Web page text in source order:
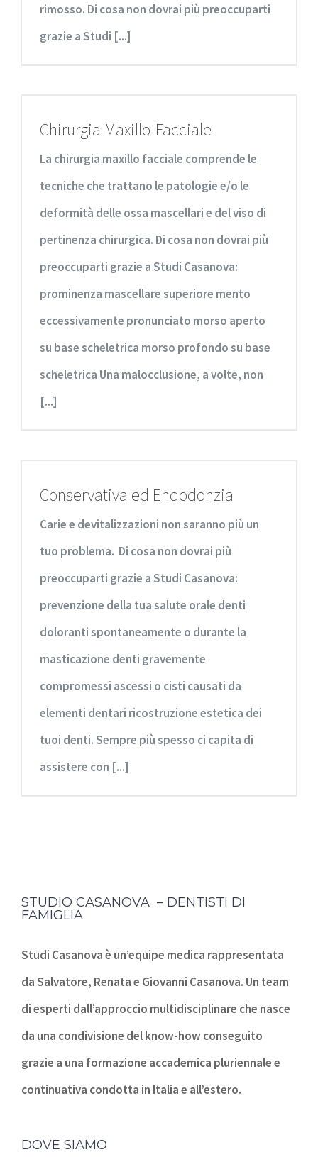
rimosso. Di cosa non dovrai più preoccuparti
grazie a Studi [...]
Chirurgia Maxillo-Facciale
La chirurgia maxillo facciale comprende le
tecniche che trattano le patologie e/o le
deformità delle ossa mascellari e del viso di
pertinenza chirurgica. Di cosa non dovrai più
preoccuparti grazie a Studi Casanova:
prominenza mascellare superiore mento
eccessivamente pronunciato morso aperto
su base scheletrica morso profondo su base
scheletrica Una malocclusione, a volte, non
[...]
Conservativa ed Endodonzia
Carie e devitalizzazioni non saranno più un
tuo problema. Di cosa non dovrai più
preoccuparti grazie a Studi Casanova:
prevenzione della tua salute orale denti
doloranti spontaneamente o durante la
masticazione denti gravemente
compromessi ascessi o cisti causati da
elementi dentari ricostruzione estetica dei
tuoi denti. Sempre più spesso ci capita di
assistere con [...]
STUDIO CASANOVA – DENTISTI DI
FAMIGLIA
Studi Casanova è un’equipe medica rappresentata
da Salvatore, Renata e Giovanni Casanova. Un team
di esperti dall’approccio multidisciplinare che nasce
da una condivisione del know-how conseguito
grazie a una formazione accademica pluriennale e
continuativa condotta in Italia e all’estero.
DOVE SIAMO